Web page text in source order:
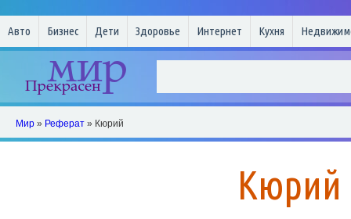
Авто Бизнес Дети Здоровье Интернет Кухня
Мир » Реферат » Кюрий
Кюрий